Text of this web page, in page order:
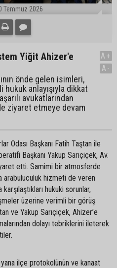
Temmuz 2026
Yiğit Ahizer'e
önde gelen isimleri,
hukuk anlayışıyla dikkat
avukatlarından
ziyaret etmeye devam
A+
A-
Odası Başkanı Fatih Taştan ile
Başkanı Yakup Sarıçiçek, Av.
etti. Samimi bir atmosferde
arabuluculuk hizmeti de veren
hukuki sorunlar,
üzerine verimli bir görüş
ve Yakup Sarıçiçek, Ahizer’e
dolayı tebriklerini ileterek
yana ilçe protokolünün ve kanaat